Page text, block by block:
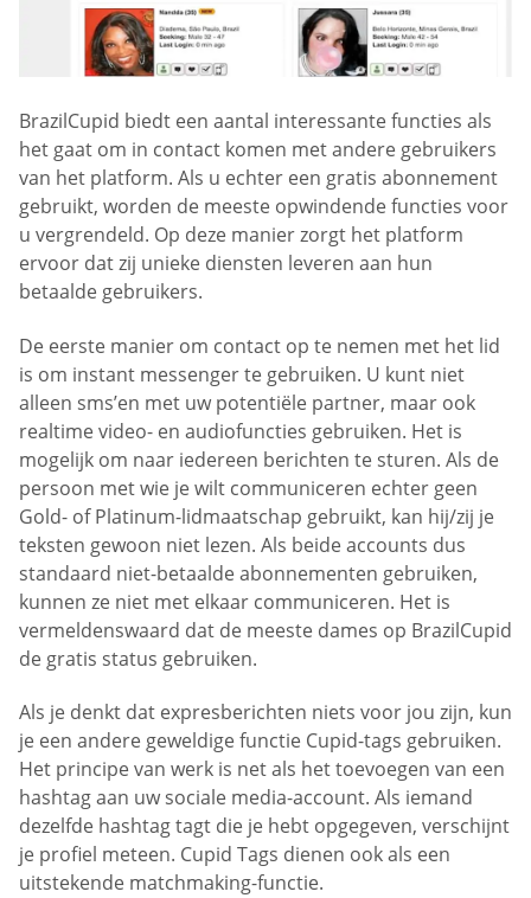
BrazilCupid biedt een aantal interessante functies als
het gaat om in contact komen met andere gebruikers
van het platform. Als u echter een gratis abonnement
gebruikt, worden de meeste opwindende functies voor
u vergrendeld. Op deze manier zorgt het platform
ervoor dat zij unieke diensten leveren aan hun
betaalde gebruikers.
De eerste manier om contact op te nemen met het lid
is om instant messenger te gebruiken. U kunt niet
alleen sms’en met uw potentiële partner, maar ook
realtime video- en audiofuncties gebruiken. Het is
mogelijk om naar iedereen berichten te sturen. Als de
persoon met wie je wilt communiceren echter geen
Gold- of Platinum-lidmaatschap gebruikt, kan hij/zij je
teksten gewoon niet lezen. Als beide accounts dus
standaard niet-betaalde abonnementen gebruiken,
kunnen ze niet met elkaar communiceren. Het is
vermeldenswaard dat de meeste dames op BrazilCupid
de gratis status gebruiken.
Als je denkt dat expresberichten niets voor jou zijn, kun
je een andere geweldige functie Cupid-tags gebruiken.
Het principe van werk is net als het toevoegen van een
hashtag aan uw sociale media-account. Als iemand
dezelfde hashtag tagt die je hebt opgegeven, verschijnt
je profiel meteen. Cupid Tags dienen ook als een
uitstekende matchmaking-functie.